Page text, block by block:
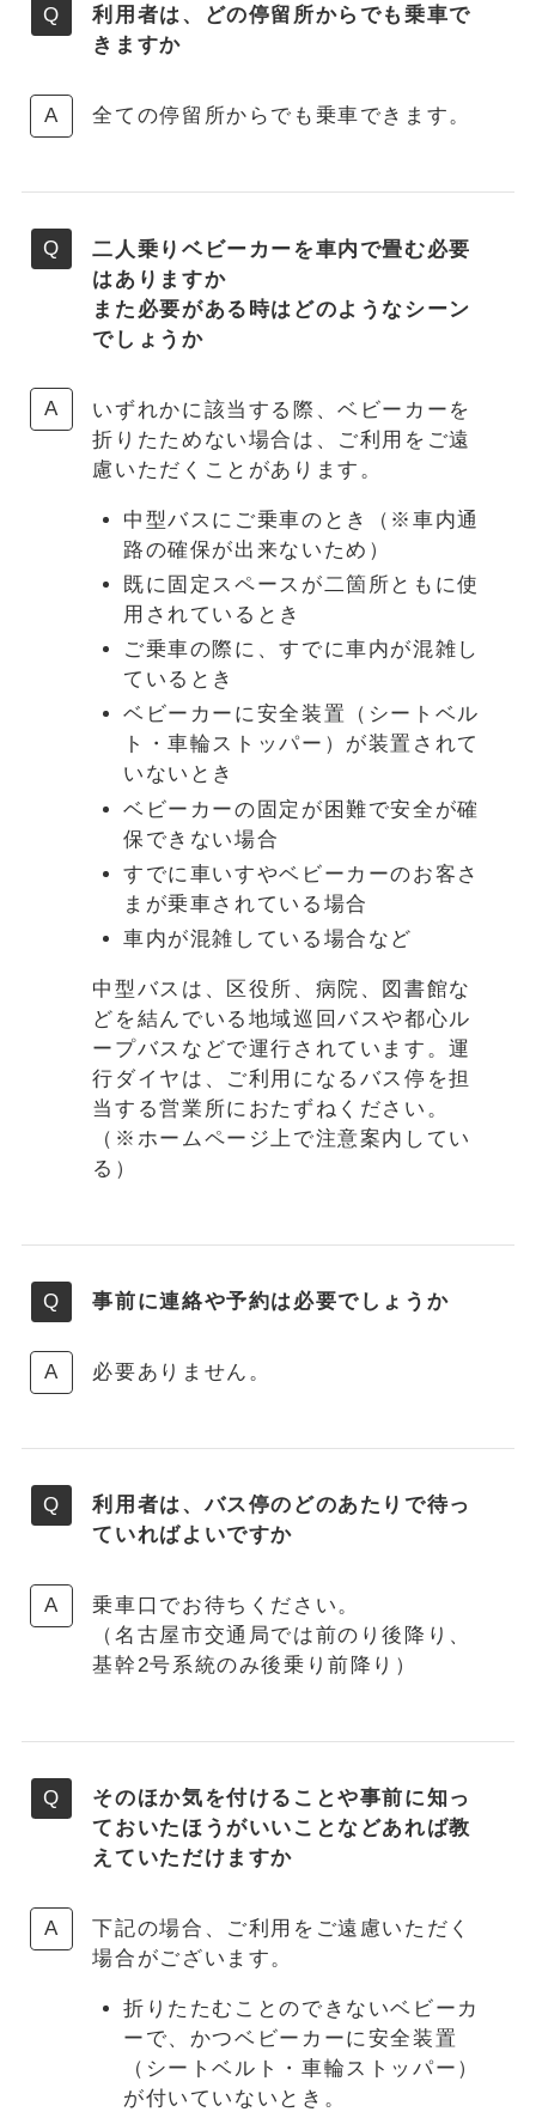
利用者は、どの停留所からでも乗車で
きますか
全ての停留所からでも乗車できます。
二人乗りベビーカーを車内で畳む必要
はありますか
また必要がある時はどのようなシーン
でしょうか
いずれかに該当する際、ベビーカーを
折りたためない場合は、ご利用をご遠
慮いただくことがあります。
中型バスにご乗車のとき（※車内通
路の確保が出来ないため）
既に固定スペースが二箇所ともに使
用されているとき
ご乗車の際に、すでに車内が混雑し
ているとき
ベビーカーに安全装置（シートベル
ト・車輪ストッパー）が装置されて
いないとき
ベビーカーの固定が困難で安全が確
保できない場合
すでに車いすやベビーカーのお客さ
まが乗車されている場合
車内が混雑している場合など
中型バスは、区役所、病院、図書館な
どを結んでいる地域巡回バスや都心ル
ープバスなどで運行されています。運
行ダイヤは、ご利用になるバス停を担
当する営業所におたずねください。
（※ホームページ上で注意案内してい
る）
事前に連絡や予約は必要でしょうか
必要ありません。
利用者は、バス停のどのあたりで待っ
ていればよいですか
乗車口でお待ちください。
（名古屋市交通局では前のり後降り、
基幹2号系統のみ後乗り前降り）
そのほか気を付けることや事前に知っ
ておいたほうがいいことなどあれば教
えていただけますか
下記の場合、ご利用をご遠慮いただく
場合がございます。
折りたたむことのできないベビーカ
ーで、かつベビーカーに安全装置
（シートベルト・車輪ストッパー）
が付いていないとき。